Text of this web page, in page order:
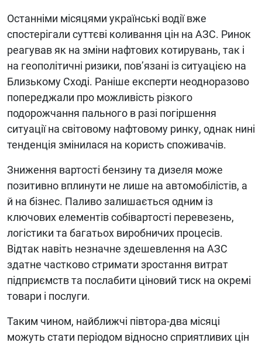
Останніми місяцями українські водії вже
спостерігали суттєві коливання цін на АЗС. Ринок
реагував як на зміни нафтових котирувань, так і
на геополітичні ризики, пов’язані із ситуацією на
Близькому Сході. Раніше експерти неодноразово
попереджали про можливість різкого
подорожчання пального в разі погіршення
ситуації на світовому нафтовому ринку, однак нині
тенденція змінилася на користь споживачів.
Зниження вартості бензину та дизеля може
позитивно вплинути не лише на автомобілістів, а
й на бізнес. Паливо залишається одним із
ключових елементів собівартості перевезень,
логістики та багатьох виробничих процесів.
Відтак навіть незначне здешевлення на АЗС
здатне частково стримати зростання витрат
підприємств та послабити ціновий тиск на окремі
товари і послуги.
Таким чином, найближчі півтора-два місяці
можуть стати періодом відносно сприятливих цін